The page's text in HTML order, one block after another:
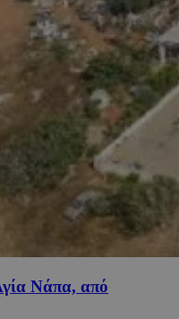
Νάπα, από